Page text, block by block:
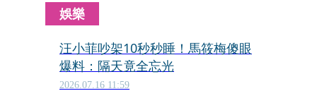
娛樂
汪小菲吵架10秒秒睡！馬筱梅傻眼
爆料：隔天竟全忘光
2026.07.16 11:59